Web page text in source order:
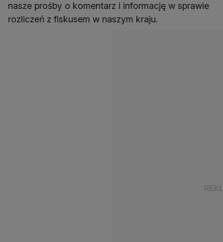
nasze prośby o komentarz i informację w sprawie
rozliczeń z fiskusem w naszym kraju.